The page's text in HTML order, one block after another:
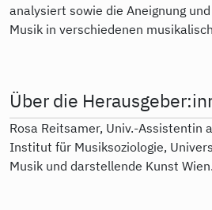
analysiert sowie die Aneignung
Musik in verschiedenen
Über die
Rosa Reitsamer, Univ.-Assistentin
Institut für Musiksoziologie,
Musik und darstellende Kunst Wien.